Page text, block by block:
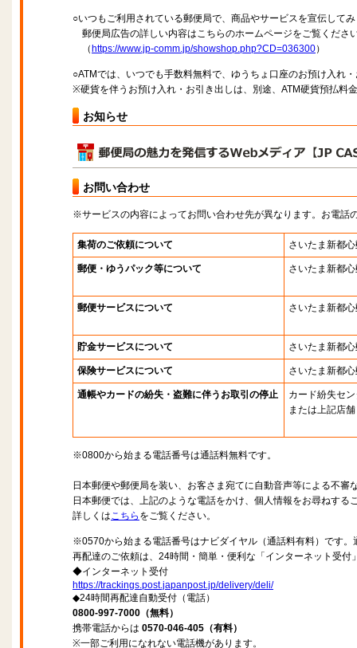
○いつもご利用されている郵便局で、商品やサービスを宣伝して
郵便局広告の詳しい内容はこちらのホームページをご覧くださ
（ https://www.jp-comm.jp/showshop.php?CD=036300）
○ATMでは、いつでも手数料無料で、ゆうちょ口座のお預け入れ
※硬貨を伴うお預け入れ・お引き出しは、別途、ATM硬貨預払料
お知らせ
お問い合わせ
※サービスの内容によってお問い合わせ先が異なります。お電話
集荷のご依頼について さいたま新都
郵便・ゆうパック等について さいたま新都
郵便サービスについて さいたま新都
貯金サービスについて さいたま新都
保険サービスについて さいたま新都
通帳やカードの紛失・盗難に伴うお取引の停止
カード紛失セ
または上記店舗
※0800から始まる電話番号は通話料無料です。
日本郵便や郵便局を装い、お客さま宛てに自動音声等による不審
日本郵便では、上記のような電話をかけ、個人情報をお尋ねする
詳しくはこちら をご覧ください。
※0570から始まる電話番号はナビダイヤル（通話料有料）です
再配達のご依頼は、24時間・簡単・便利な「インターネット受
◆インターネット受付
https://trackings.post.japanpost.jp/delivery/deli/
◆24時間再配達自動受付（電話）
0800-997-7000（無料）
携帯電話からは 0570-046-405（有料）
※一部ご利用になれない電話機があります。